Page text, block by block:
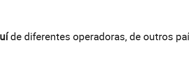
de diferentes operadoras, de outros